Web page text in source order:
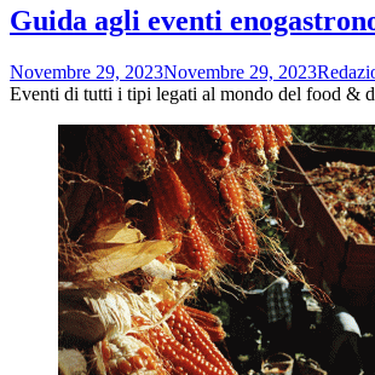
Guida agli eventi
Novembre 29, 2023Novembre 29, 2023
Eventi di tutti i tipi legati al mondo del food &